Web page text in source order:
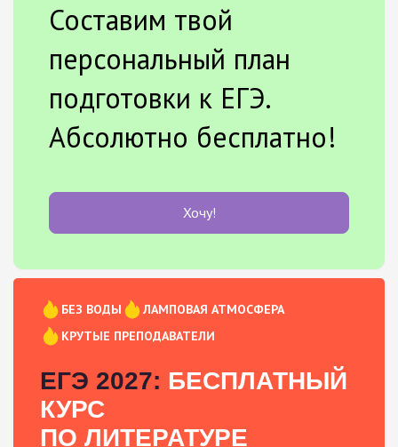
Составим твой
персональный план
подготовки к ЕГЭ.
Абсолютно бесплатно!
Хочу!
БЕЗ ВОДЫ
ЛАМПОВАЯ АТМОСФЕРА
КРУТЫЕ ПРЕПОДАВАТЕЛИ
ЕГЭ 2027: БЕСПЛАТНЫЙ
КУРС
ПО ЛИТЕРАТУРЕ